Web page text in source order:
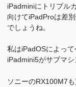
iPadminiにトリプル
向けてiPadProは差
でしょうね。
私はiPadOSによっ
iPadmini5がサブマシ
ソニーのRX100M7